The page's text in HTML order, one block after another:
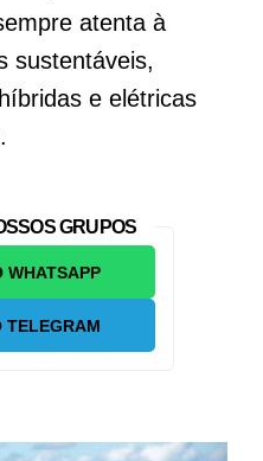
atenta à
sustentáveis,
e elétricas
GRUPOS
WHATSAPP
TELEGRAM